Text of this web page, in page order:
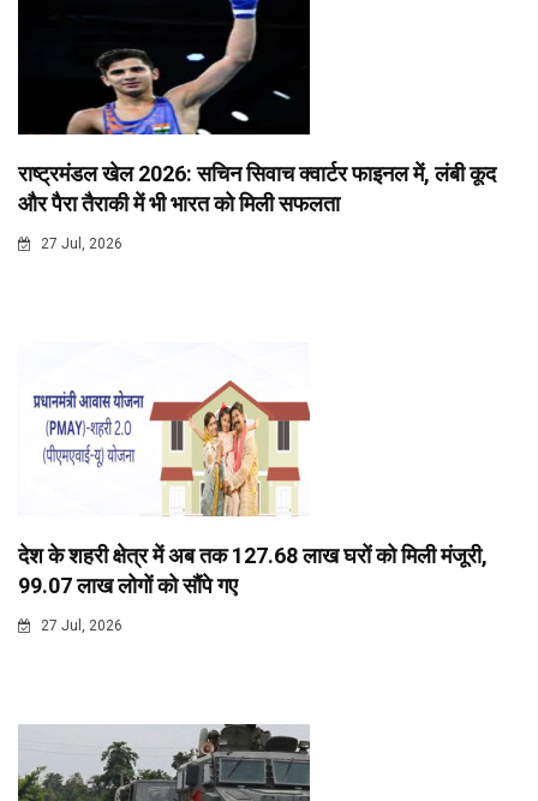
राष्ट्रमंडल खेल 2026: सचिन सिवाच क्वार्टर फाइनल में, लंबी कूद
और पैरा तैराकी में भी भारत को मिली सफलता
27 Jul, 2026
देश के शहरी क्षेत्र में अब तक 127.68 लाख घरों को मिली मंजूरी,
99.07 लाख लोगों को सौंपे गए
27 Jul, 2026